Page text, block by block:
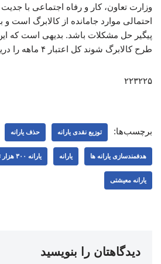
وزارت تعاون، کار و رفاه اجتماعی با
احتمالی موارد جامانده از کالابرگ است
پیگیر حل مشکلات باشد. بدیهی است که
طرح کالابرگ شوند کل اعتبار ۴ ماهه را دریافت خواهند کرد.
۲۲۳۲۲۵
برچسب‌ها: توزیع نقدی یارانه حذف یارانه
هدفمندسازی یارانه ​‌ها یارانه یارانه ۳۰۰ هزار تومانی
یارانه معیشتی
دیدگاهتان را بنویسید